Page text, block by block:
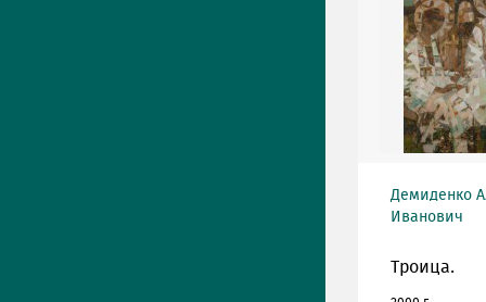
Демиденко
Иванович
Троица.